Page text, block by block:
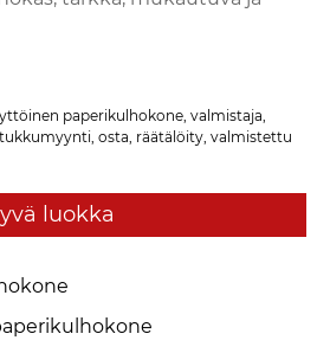
paperikulhokone, valmistaja,
osta, räätälöity, valmistettu
luokka